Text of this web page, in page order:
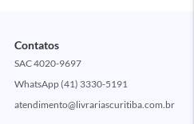
Contatos
SAC 4020-9697
WhatsApp (41) 3330-5191
atendimento@livrariascuritiba.com.br